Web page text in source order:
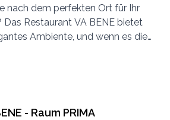
nach dem perfekten Ort für Ihr
Restaurant VA BENE bietet
Ambiente, und wenn es die
auf der wunderschönen und
Die Kapazitäten reichen bis
- Raum PRIMA